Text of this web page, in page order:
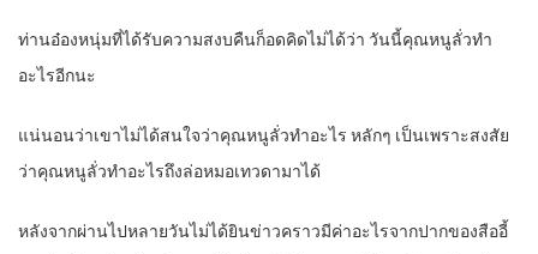
ท่านอ๋องหนุ่มที่ได้รับความสงบคืนก็อดคิดไม่ได้ว่า วันนี้คุณหนูลั่วทำ
อะไรอีกนะ
แน่นอนว่าเขาไม่ได้สนใจว่าคุณหนูลั่วทำอะไร หลักๆ เป็นเพราะสงสัย
ว่าคุณหนูลั่วทำอะไรถึงล่อหมอเทวดามาได้
หลังจากผ่านไปหลายวันไม่ได้ยินข่าวคราวมีค่าอะไรจากปากของสืออี้